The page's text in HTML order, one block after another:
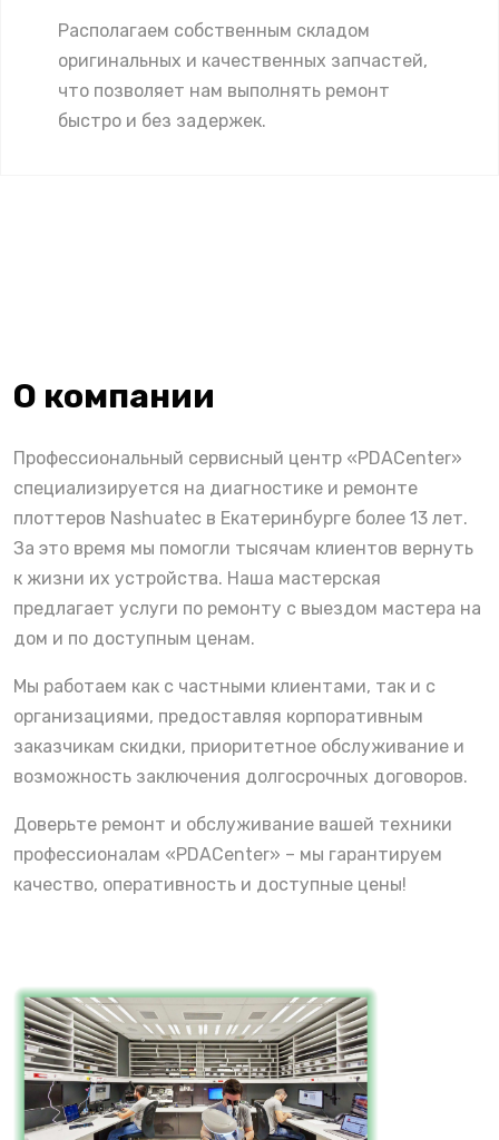
Располагаем собственным складом
оригинальных и качественных запчастей,
что позволяет нам выполнять ремонт
быстро и без задержек.
О компании
Профессиональный сервисный центр «PDACenter»
специализируется на диагностике и ремонте
плоттеров Nashuatec в Екатеринбурге более 13 лет.
За это время мы помогли тысячам клиентов вернуть
к жизни их устройства. Наша мастерская
предлагает услуги по ремонту с выездом мастера на
дом и по доступным ценам.
Мы работаем как с частными клиентами, так и с
организациями, предоставляя корпоративным
заказчикам скидки, приоритетное обслуживание и
возможность заключения долгосрочных договоров.
Доверьте ремонт и обслуживание вашей техники
профессионалам «PDACenter» – мы гарантируем
качество, оперативность и доступные цены!